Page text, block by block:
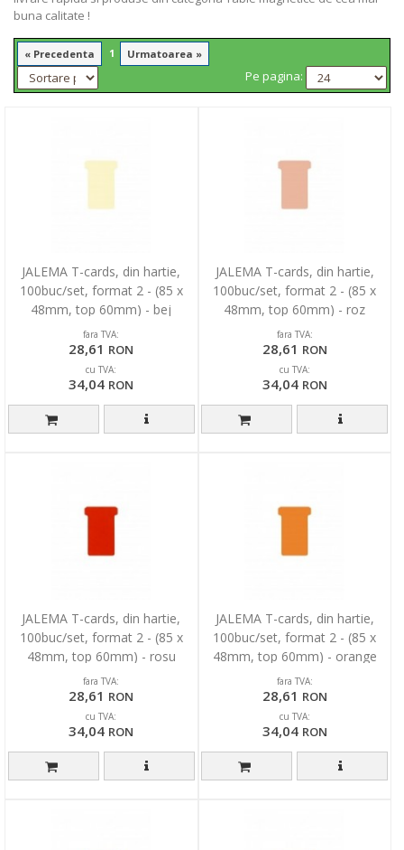
buna calitate !
« Precedenta 1 Urmatoarea »
Pe pagina:
JALEMA T-cards, din hartie,
100buc/set, format 2 - (85 x
48mm, top 60mm) - bej
fara TVA:
28,61 RON
cu TVA:
34,04 RON
JALEMA T-cards, din hartie,
100buc/set, format 2 - (85 x
48mm, top 60mm) - roz
fara TVA:
28,61 RON
cu TVA:
34,04 RON
JALEMA T-cards, din hartie,
100buc/set, format 2 - (85 x
48mm, top 60mm) - rosu
fara TVA:
28,61 RON
cu TVA:
34,04 RON
JALEMA T-cards, din hartie,
100buc/set, format 2 - (85 x
48mm, top 60mm) - orange
fara TVA:
28,61 RON
cu TVA:
34,04 RON